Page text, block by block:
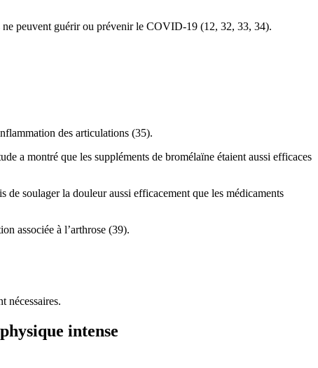
ne peuvent guérir ou prévenir le COVID-19 (12, 32, 33, 34).
des articulations (35).
a montré que les suppléments de bromélaïne étaient aussi efficaces
de soulager la douleur aussi efficacement que les médicaments
associée à l’arthrose (39).
nécessaires.
intense